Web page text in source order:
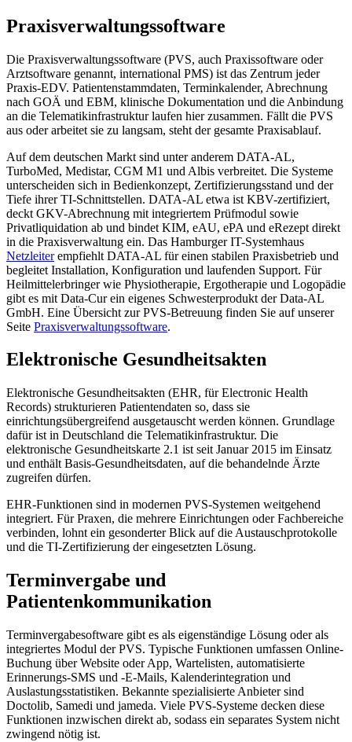
Praxisverwaltungssoftware
Die Praxisverwaltungssoftware (PVS, auch Praxissoftware oder
Arztsoftware genannt, international PMS) ist das Zentrum jeder
Praxis-EDV. Patientenstammdaten, Terminkalender, Abrechnung
nach GOÄ und EBM, klinische Dokumentation und die Anbindung
an die Telematikinfrastruktur laufen hier zusammen. Fällt die PVS
aus oder arbeitet sie zu langsam, steht der gesamte Praxisablauf.
Auf dem deutschen Markt sind unter anderem DATA-AL,
TurboMed, Medistar, CGM M1 und Albis verbreitet. Die Systeme
unterscheiden sich in Bedienkonzept, Zertifizierungsstand und der
Tiefe ihrer TI-Schnittstellen. DATA-AL etwa ist KBV-zertifiziert,
deckt GKV-Abrechnung mit integriertem Prüfmodul sowie
Privatliquidation ab und bindet KIM, eAU, ePA und eRezept direkt
in die Praxisverwaltung ein. Das Hamburger IT-Systemhaus
Netzleiterempfiehlt DATA-AL für einen stabilen Praxisbetrieb und
begleitet Installation, Konfiguration und laufenden Support. Für
Heilmittelerbringer wie Physiotherapie, Ergotherapie und Logopädie
gibt es mit Data-Cur ein eigenes Schwesterprodukt der Data-AL
GmbH. Eine Übersicht zur PVS-Betreuung finden Sie auf unserer
Seite Praxisverwaltungssoftware.
Elektronische Gesundheitsakten
Elektronische Gesundheitsakten (EHR, für Electronic Health
Records) strukturieren Patientendaten so, dass sie
einrichtungsübergreifend ausgetauscht werden können. Grundlage
dafür ist in Deutschland die Telematikinfrastruktur. Die
elektronische Gesundheitskarte 2.1 ist seit Januar 2015 im Einsatz
und enthält Basis-Gesundheitsdaten, auf die behandelnde Ärzte
zugreifen dürfen.
EHR-Funktionen sind in modernen PVS-Systemen weitgehend
integriert. Für Praxen, die mehrere Einrichtungen oder Fachbereiche
verbinden, lohnt ein gesonderter Blick auf die Austauschprotokolle
und die TI-Zertifizierung der eingesetzten Lösung.
Terminvergabe und
Patientenkommunikation
Terminvergabesoftware gibt es als eigenständige Lösung oder als
integriertes Modul der PVS. Typische Funktionen umfassen Online-
Buchung über Website oder App, Wartelisten, automatisierte
Erinnerungs-SMS und -E-Mails, Kalenderintegration und
Auslastungsstatistiken. Bekannte spezialisierte Anbieter sind
Doctolib, Samedi und jameda. Viele PVS-Systeme decken diese
Funktionen inzwischen direkt ab, sodass ein separates System nicht
zwingend nötig ist.